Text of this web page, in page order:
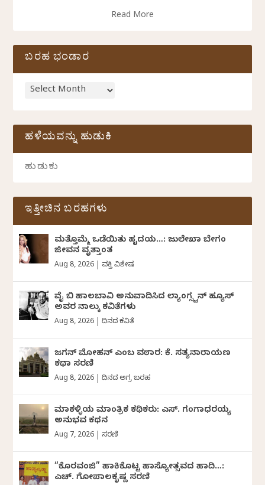
Read More
ಬರಹ ಭಂಡಾರ
ಹಳೆಯವನ್ನು ಹುಡುಕಿ
ಇತ್ತೀಚಿನ ಬರಹಗಳು
ಮತ್ತೊಮ್ಮೆ ಒಡೆಯಿತು ಹೃದಯ…: ಜುಲೇಖಾ ಬೇಗಂ
ಜೀವನ ವೃತ್ತಾಂತ
Aug 8, 2026 ವ್ಯಕ್ತಿ ವಿಶೇಷ
ವೈ ಬಿ ಹಾಲಬಾವಿ ಅನುವಾದಿಸಿದ ಲ್ಯಾಂಗ್ಸ್ಟನ್ ಹ್ಯೂಸ್
ಅವರ ನಾಲ್ಕು ಕವಿತೆಗಳು
Aug 8, 2026 |ದಿನದ ಕವಿತೆ
ಜಗನ್‌ ಮೋಹನ್‌ ಎಂಬ ವಠಾರ: ಕೆ. ಸತ್ಯನಾರಾಯಣ
ಕಥಾ ಸರಣಿ
Aug 8, 2026 |ದಿನದ ಅಗ್ರ ಬರಹ
ಮಾಕಳ್ಳಿಯ ಮಾಂತ್ರಿಕ ಕಥಿಕರು: ಎಸ್. ಗಂಗಾಧರಯ್ಯ
ಅನುಭವ ಕಥನ
Aug 7, 2026 ಸರಣಿ
“ಕೊರವಂಜಿ” ಹಾಕಿಕೊಟ್ಟ ಹಾಸ್ಯೋತ್ಸವದ ಹಾದಿ…:
ಎಚ್. ಗೋಪಾಲಕೃಷ್ಣ ಸರಣಿ